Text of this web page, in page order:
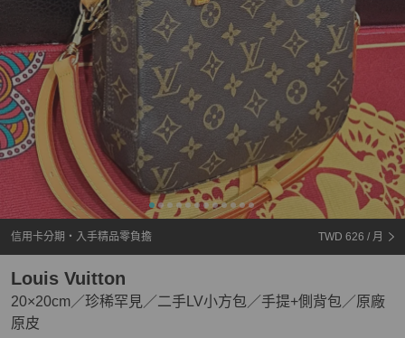
信用卡分期・入手精品零負擔 TWD 626 / 月
20×20cm／珍稀罕見／二手LV小方包／手提+側背包／原廠
原皮
Louis Vuitton